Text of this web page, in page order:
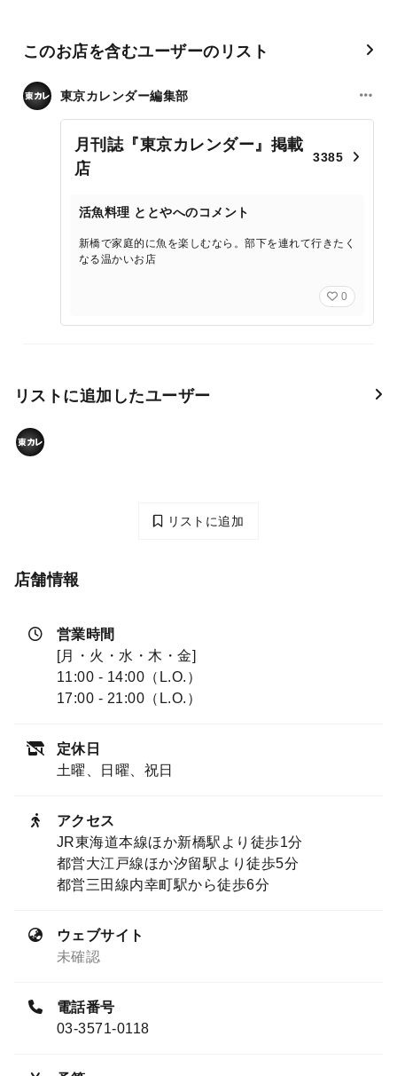
このお店を含むユーザーのリスト
東京カレンダー編集部
月刊誌『東京カレンダー』掲載
店
3385
活魚料理 ととやへのコメント
新橋で家庭的に魚を楽しむなら。部下を連れて行きたく
なる温かいお店
0
リストに追加したユーザー
リストに追加
店舗情報
営業時間
[月・火・水・木・金]
11:00 - 14:00（L.O.）
17:00 - 21:00（L.O.）
定休日
土曜、日曜、祝日
アクセス
JR東海道本線ほか新橋駅より徒歩1分
都営大江戸線ほか汐留駅より徒歩5分
都営三田線内幸町駅から徒歩6分
ウェブサイト
未確認
電話番号
03-3571-0118